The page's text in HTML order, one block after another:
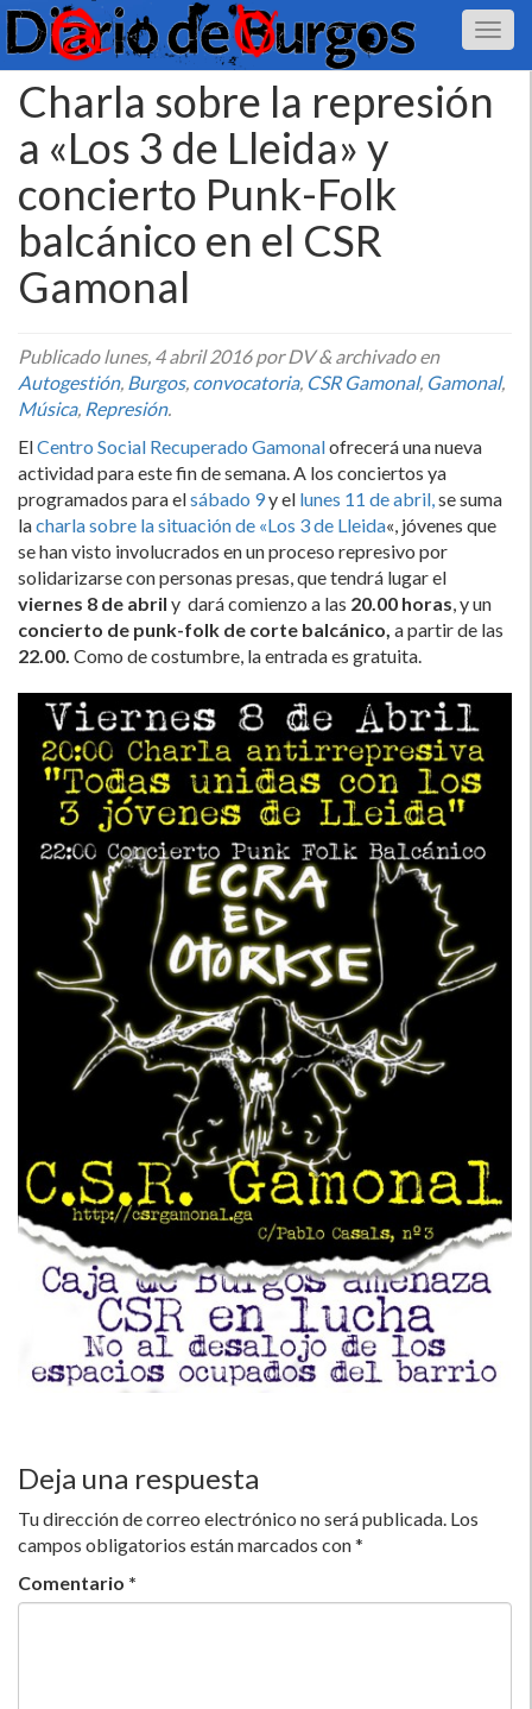
Charla sobre la represión
a «Los 3 de Lleida» y
concierto Punk-Folk
balcánico en el CSR
Gamonal
Publicadolunes, 4 abril 2016por DV&archivado en
Autogestión, Burgos, convocatoria, CSR Gamonal, Gamonal,
Música, Represión.
ElCentro Social Recuperado Gamonalofrecerá una nueva
actividad para este fin de semana. A los conciertos ya
programados para elsábado 9y el lunes 11 de abril,se suma
lacharla sobre la situación de «Los 3 de Lleida«, jóvenes que
se han visto involucrados en un proceso represivo por
solidarizarse con personas presas, que tendrá lugar el
viernes 8 de abril y dará comienzo a las 20.00 horas, y un
concierto de punk-folk de corte balcánico, a partir de las
22.00. Como de costumbre, la entrada es gratuita.
Deja una respuesta
Tu dirección de correo electrónico no será publicada. Los
campos obligatorios están marcados con*
Comentario *